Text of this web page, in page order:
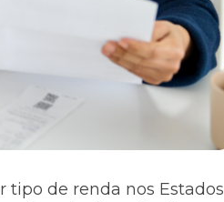
tipo de renda nos Estados